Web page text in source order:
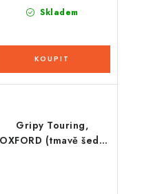
Skladem
Gripy Touring,
OXFORD (tmavě šedá